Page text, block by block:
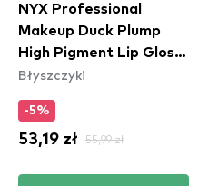
NYX Professional
Makeup Duck Plump
High Pigment Lip Gloss
- 22 Flippin' Slime
Błyszczyki
-5%
53,19 zł 55,99 zł